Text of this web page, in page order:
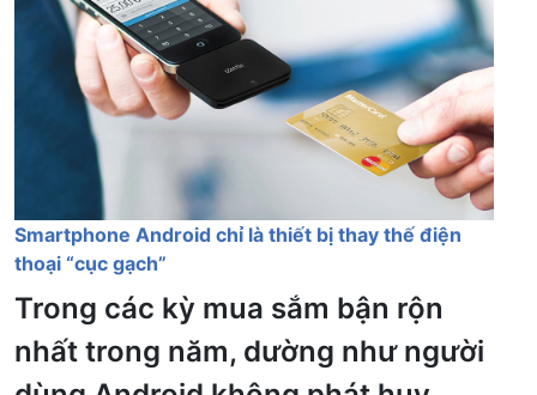
Smartphone Android chỉ là thiết bị thay thế điện
thoại “cục gạch”
Trong các kỳ mua sắm bận rộn
nhất trong năm, dường như người